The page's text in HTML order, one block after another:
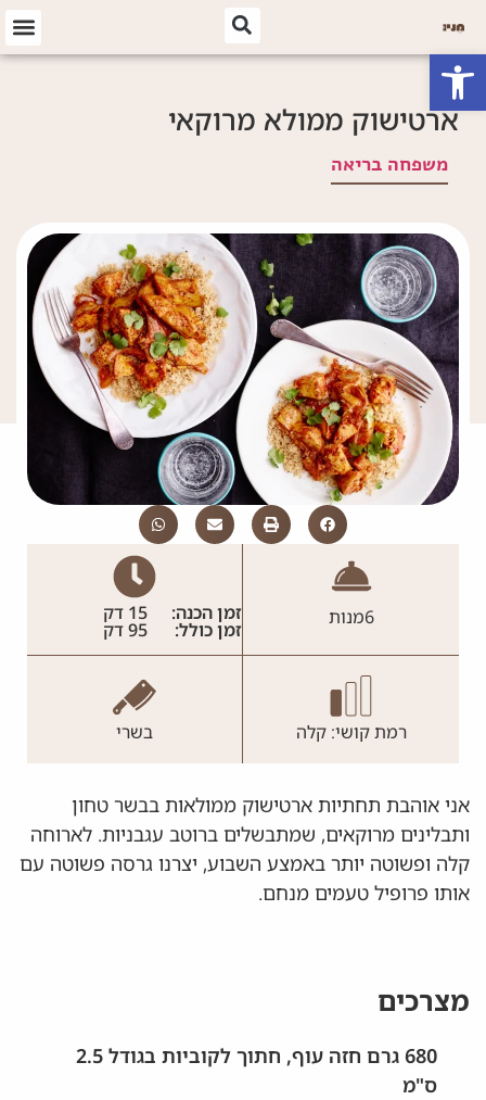
פתח סרגל נגישות
ארטישוק ממולא מרוקאי
משפחה בריאה
6מנות זמן הכנה: 15 דק
זמן כולל: 95 דק
רמת קושי: קלה בשרי
אני אוהבת תחתיות ארטישוק ממולאות בבשר טחון
ותבלינים מרוקאים, שמתבשלים ברוטב עגבניות. לארוחה
קלה ופשוטה יותר באמצע השבוע, יצרנו גרסה פשוטה עם
אותו פרופיל טעמים מנחם.
מצרכים
680 גרם חזה עוף, חתוך לקוביות בגודל 2.5
ס"מ